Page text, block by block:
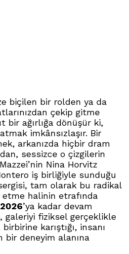
biçilen bir rolden ya da
çekip gitme
bir ağırlığa dönüşür ki,
imkânsızlaşır. Bir
arkanızda hiçbir dram
sessizce o çizgilerin
Nina Horvitz
iş birliğiyle sunduğu
tam olarak bu radikal
halinin etrafında
’ya kadar devam
galeriyi fiziksel gerçeklikle
karıştığı, insanı
bir deneyim alanına